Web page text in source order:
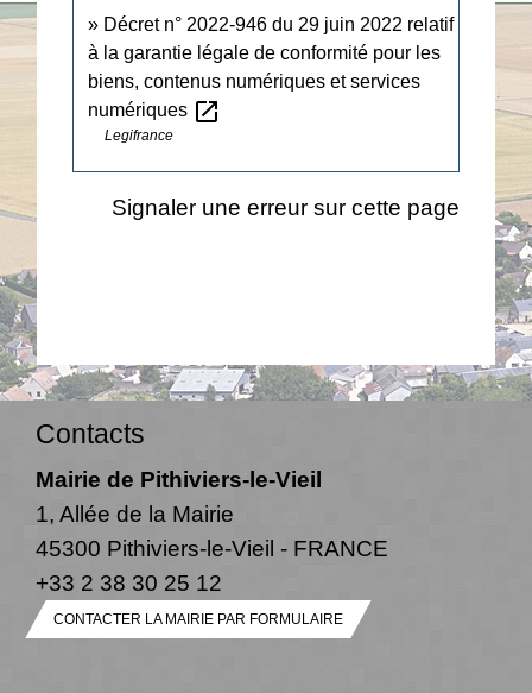
Décret n° 2022-946 du 29 juin 2022 relatif
à la garantie légale de conformité pour les
biens, contenus numériques et services
numériques open_in_new
Legifrance
Signaler une erreur sur cette page
Contacts
Mairie de Pithiviers-le-Vieil
1, Allée de la Mairie
45300 Pithiviers-le-Vieil - FRANCE
+33 2 38 30 25 12
CONTACTER LA MAIRIE PAR FORMULAIRE